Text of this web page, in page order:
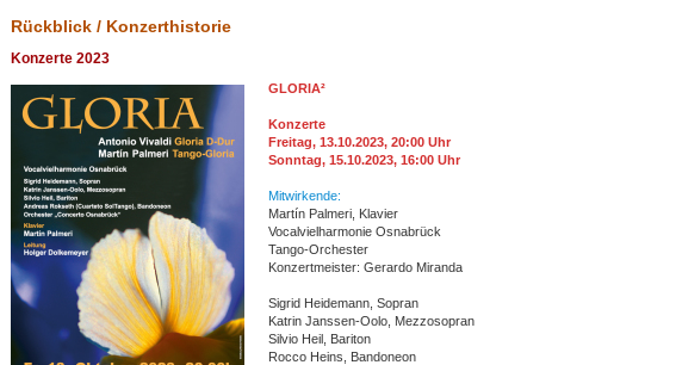
Rückblick / Konzerthistorie
Konzerte 2023
GLORIA²
Konzerte
Freitag, 13.10.2023, 20:00 Uhr
Sonntag, 15.10.2023, 16:00 Uhr
Mitwirkende:
Martín Palmeri, Klavier
Vocalvielharmonie Osnabrück
Tango-Orchester
Konzertmeister: Gerardo Miranda
Sigrid Heidemann, Sopran
Katrin Janssen-Oolo, Mezzosopran
Silvio Heil, Bariton
Rocco Heins, Bandoneon